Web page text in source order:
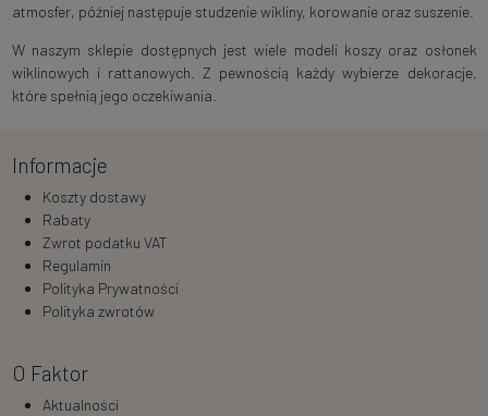
atmosfer, później następuje studzenie wikliny, korowanie oraz suszenie.
W naszym sklepie dostępnych jest wiele modeli koszy oraz osłonek
wiklinowych i rattanowych. Z pewnością każdy wybierze dekoracje,
które spełnią jego oczekiwania.
Informacje
Koszty dostawy
Rabaty
Zwrot podatku VAT
Regulamin
Polityka Prywatności
Polityka zwrotów
O Faktor
Aktualności